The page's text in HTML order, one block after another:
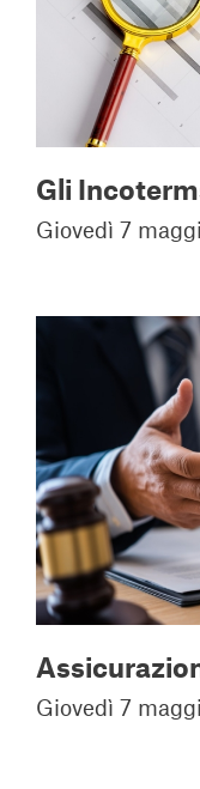
Gli
Giovedì 7
Giovedì 7